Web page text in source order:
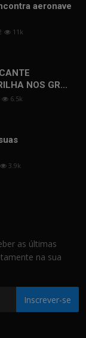
aeronave
11k
NOS GR...
6.5k
3.9k
as últimas
na sua
Inscrever-se